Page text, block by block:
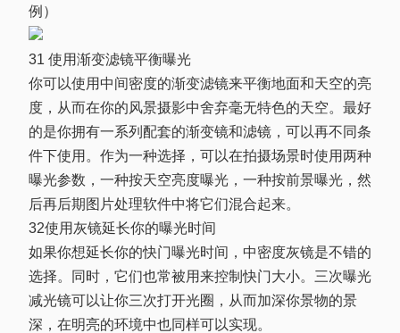
例）
31 使用渐变滤镜平衡曝光
你可以使用中间密度的渐变滤镜来平衡地面和天空的亮
度，从而在你的风景摄影中舍弃毫无特色的天空。最好
的是你拥有一系列配套的渐变镜和滤镜，可以再不同条
件下使用。作为一种选择，可以在拍摄场景时使用两种
曝光参数，一种按天空亮度曝光，一种按前景曝光，然
后再后期图片处理软件中将它们混合起来。
32使用灰镜延长你的曝光时间
如果你想延长你的快门曝光时间，中密度灰镜是不错的
选择。同时，它们也常被用来控制快门大小。三次曝光
减光镜可以让你三次打开光圈，从而加深你景物的景
深，在明亮的环境中也同样可以实现。